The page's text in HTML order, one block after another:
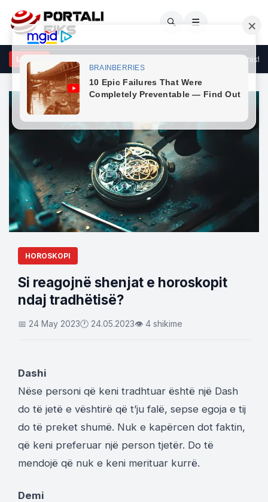
🔍 ☰
LAJME
Zgjerimi ushtarak i Serbisë lidhet me synimet e saj hegjemoniste
HOROSKOPI
Si reagojnë shenjat e horoskopit
ndaj tradhëtisë?
📅 24 May 2023🕐 24.05.2023👁 4 shikime
Dashi
Nëse personi që keni tradhtuar është një Dash
do të jetë e vështirë që t’ju falë, sepse egoja e tij
do të preket shumë. Nuk e kapërcen dot faktin,
që keni preferuar një person tjetër. Do të
mendojë që nuk e keni merituar kurrë.
Demi